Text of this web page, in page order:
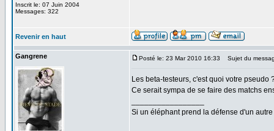
Inscrit le: 07 Juin 2004
Messages: 322
Revenir en haut
Gangrene Posté le: 23 Mar 2010 16:33 Sujet du
Les beta-testeurs, c'est quoi votre pseudo
Ce serait sympa de se faire des matchs
Si un éléphant prend la défense d'un